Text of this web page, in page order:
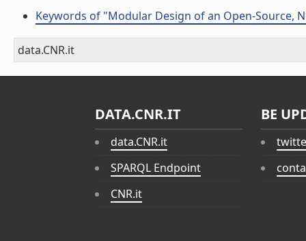
Keywords of "Modular Design of an Open-Source,
data.CNR.it
DATA.CNR.IT
data.CNR.it
SPARQL Endpoint
CNR.it
BE